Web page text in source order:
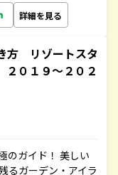
詳細を見る
方 リゾートスタ
０１９～２０２
のガイド！ 美しい
るガーデン・アイラ